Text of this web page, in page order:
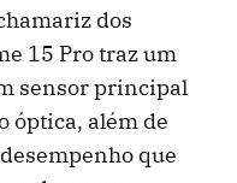
dos
15 Pro traz um
sensor principal
óptica, além de
que